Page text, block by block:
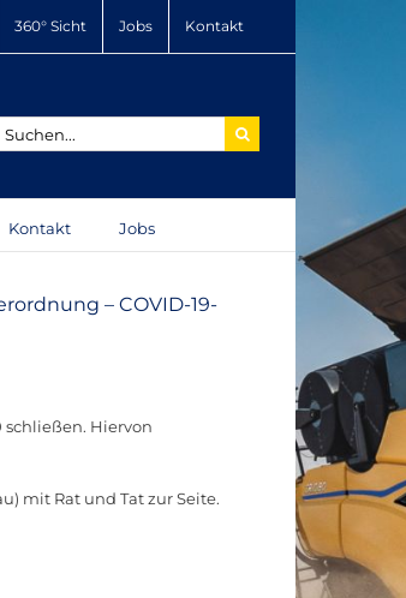
360° Sicht Jobs Kontakt
Kontakt Jobs
– COVID-19-
schließen. Hiervon
mit Rat und Tat zur Seite.